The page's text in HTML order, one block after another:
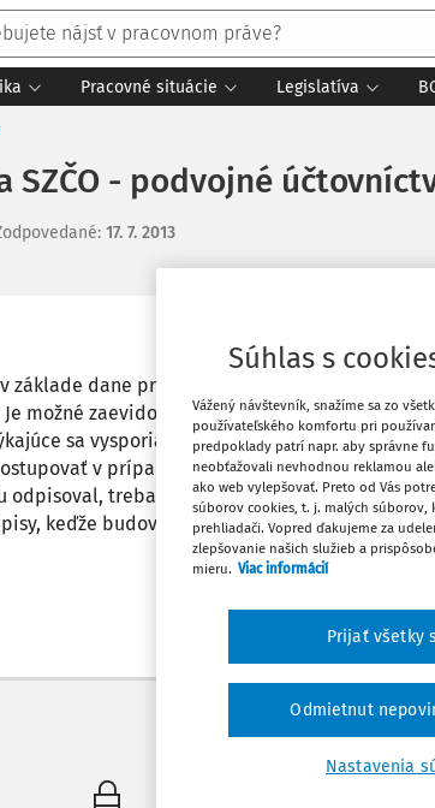
Pracovné situácie Legislatíva
SZČO - podvojné
: 17. 7. 2013
dane pri ukončení podnikania SZČO
možné zaevidovať platby na bankovom účte
sa vysporiadania otvorených pohľadávok
v prípade, ak živnostník používal
odpisoval, treba nejakým spôsobom
keďže budova dalej zostáva jemu, avšak
Máte predplatné?
Súhlas s
Vážený návštevník, snažíme sa zo
používateľského komfortu pri
predpoklady patrí napr. aby správne
neobťažovali nevhodnou reklamou
ako web vylepšovať. Preto od Vás
súborov cookies, t. j. malých súborov,
prehliadači. Vopred ďakujeme za
zlepšovanie našich služieb a
mieru. Viac informácií
Nastavenia
Odmietnut
Prijať všetky